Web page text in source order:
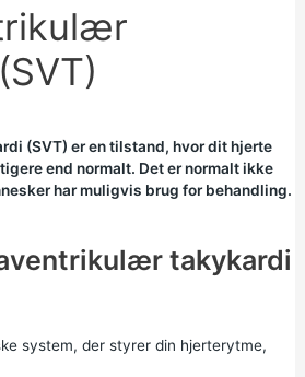
(SVT) er en tilstand, hvor dit hjerte
end normalt. Det er normalt ikke
har muligvis brug for behandling.
takykardi
system, der styrer din hjerterytme,